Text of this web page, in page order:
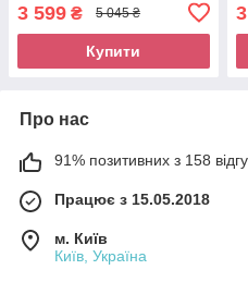
3 599 ₴ 5 045 ₴
Купити
Про нас
91% позитивних з 158
Працює з 15.05.2018
м. Київ
Київ, Україна